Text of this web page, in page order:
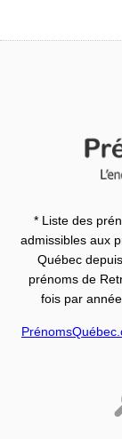
* Liste des
admissibles aux
Québec
prénoms de
fois par